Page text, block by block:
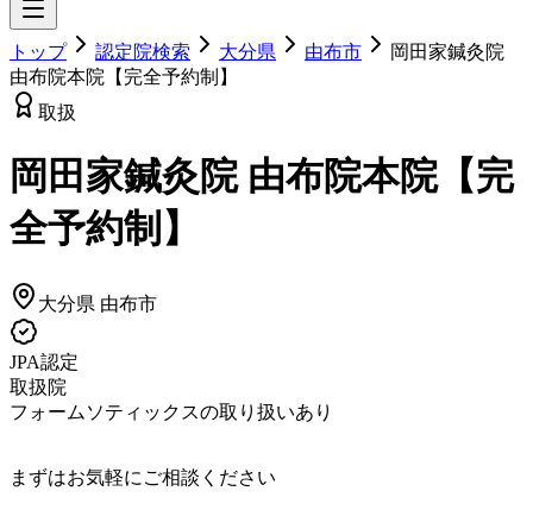
トップ 認定院検索 大分県 由布市
岡田家鍼灸院
由布院本院【完全予約制】
取扱
岡田家鍼灸院 由布院本院【完
全予約制】
大分県 由布市
JPA認定
取扱院
フォームソティックスの取り扱いあり
まずはお気軽にご相談ください